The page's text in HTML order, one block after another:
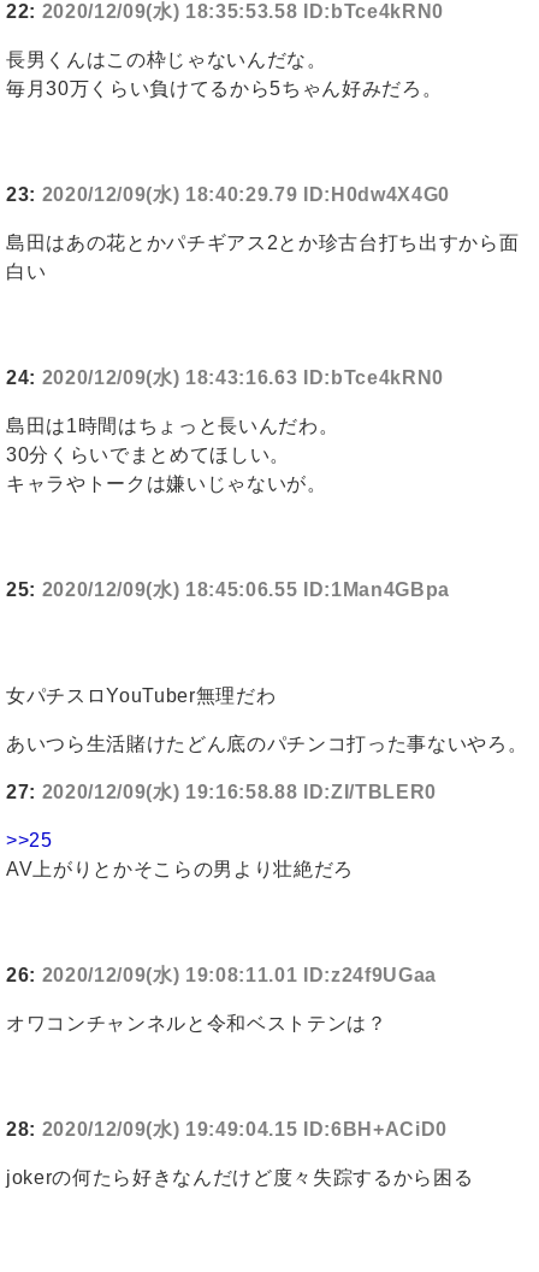
22: 2020/12/09(水) 18:35:53.58 ID:bTce4kRN0
長男くんはこの枠じゃないんだな。
毎月30万くらい負けてるから5ちゃん好みだろ。
23: 2020/12/09(水) 18:40:29.79 ID:H0dw4X4G0
島田はあの花とかパチギアス2とか珍古台打ち出すから面
白い
24: 2020/12/09(水) 18:43:16.63 ID:bTce4kRN0
島田は1時間はちょっと長いんだわ。
30分くらいでまとめてほしい。
キャラやトークは嫌いじゃないが。
25: 2020/12/09(水) 18:45:06.55 ID:1Man4GBpa
女パチスロYouTuber無理だわ
あいつら生活賭けたどん底のパチンコ打った事ないやろ。
27: 2020/12/09(水) 19:16:58.88 ID:ZI/TBLER0
>>25
AV上がりとかそこらの男より壮絶だろ
26: 2020/12/09(水) 19:08:11.01 ID:z24f9UGaa
オワコンチャンネルと令和ベストテンは？
28: 2020/12/09(水) 19:49:04.15 ID:6BH+ACiD0
jokerの何たら好きなんだけど度々失踪するから困る